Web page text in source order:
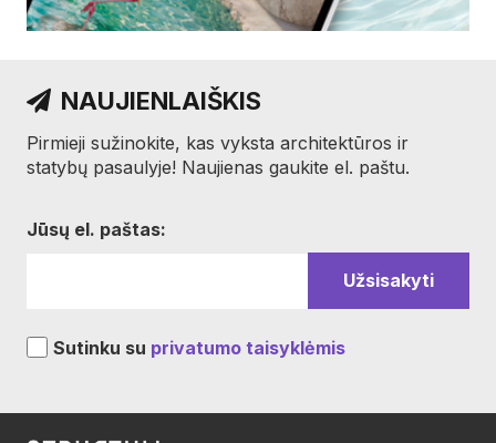
NAUJIENLAIŠKIS
Pirmieji sužinokite, kas vyksta architektūros ir
statybų pasaulyje! Naujienas gaukite el. paštu.
Jūsų el. paštas:
Sutinku su privatumo taisyklėmis